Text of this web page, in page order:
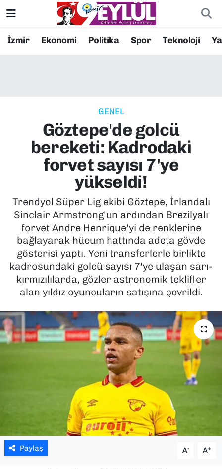
İzmir Ekonomi Politika Spor Teknoloji
GENEL
Göztepe'de golcü
bereketi: Kadrodaki
forvet sayısı 7'ye
yükseldi!
Trendyol Süper Lig ekibi Göztepe, İrlandalı
Sinclair Armstrong'un ardından Brezilyalı
forvet Andre Henrique'yi de renklerine
bağlayarak hücum hattında adeta gövde
gösterisi yaptı. Yeni transferlerle birlikte
kadrosundaki golcü sayısı 7'ye ulaşan sarı-
kırmızılılarda, gözler astronomik teklifler
alan yıldız oyuncuların satışına çevrildi.
Paylaş A- A+
Resmi İlanlar
EKONOMİ
KÜLTÜR SANAT
POLİTİKA
SAĞLIK
SPOR
TEKNOLOJİ
YAŞAM
YEREL YÖNETİMLER
Konak Nöbetçi Eczaneler
Süper Lig Puan Durumu ve Fikstür
Tüm Manşetler
Son Dakika Haberleri
Haber Arşivi